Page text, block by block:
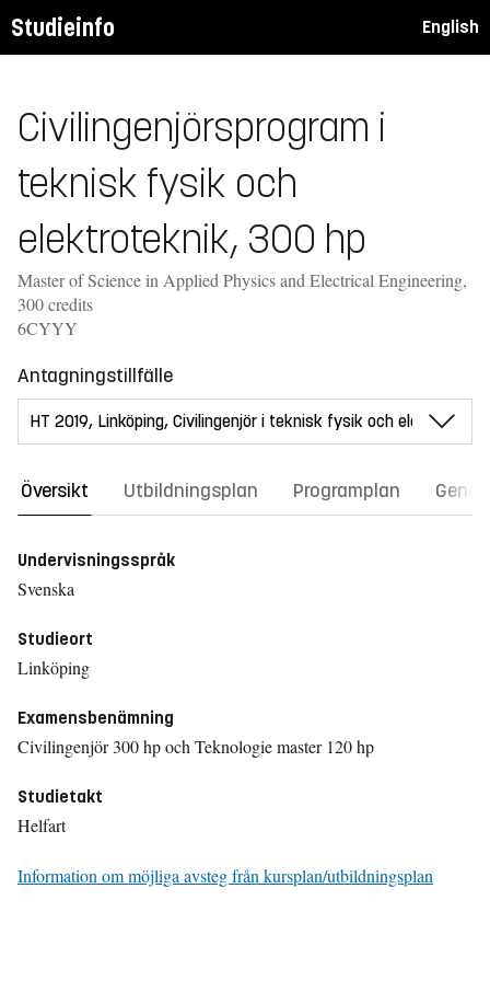
Studieinfo English
Civilingenjörsprogram i
teknisk fysik och
elektroteknik, 300 hp
Master of Science in Applied Physics and Electrical Engineering,
300 credits
6CYYY
Antagningstillfälle
Översikt Utbildningsplan Programplan
Undervisningsspråk
Svenska
Studieort
Linköping
Examensbenämning
Civilingenjör 300 hp och Teknologie master 120 hp
Studietakt
Helfart
Information om möjliga avsteg från kursplan/utbildningsplan